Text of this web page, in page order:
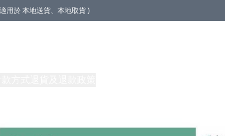
用於 本地送貨、本地取貨 )